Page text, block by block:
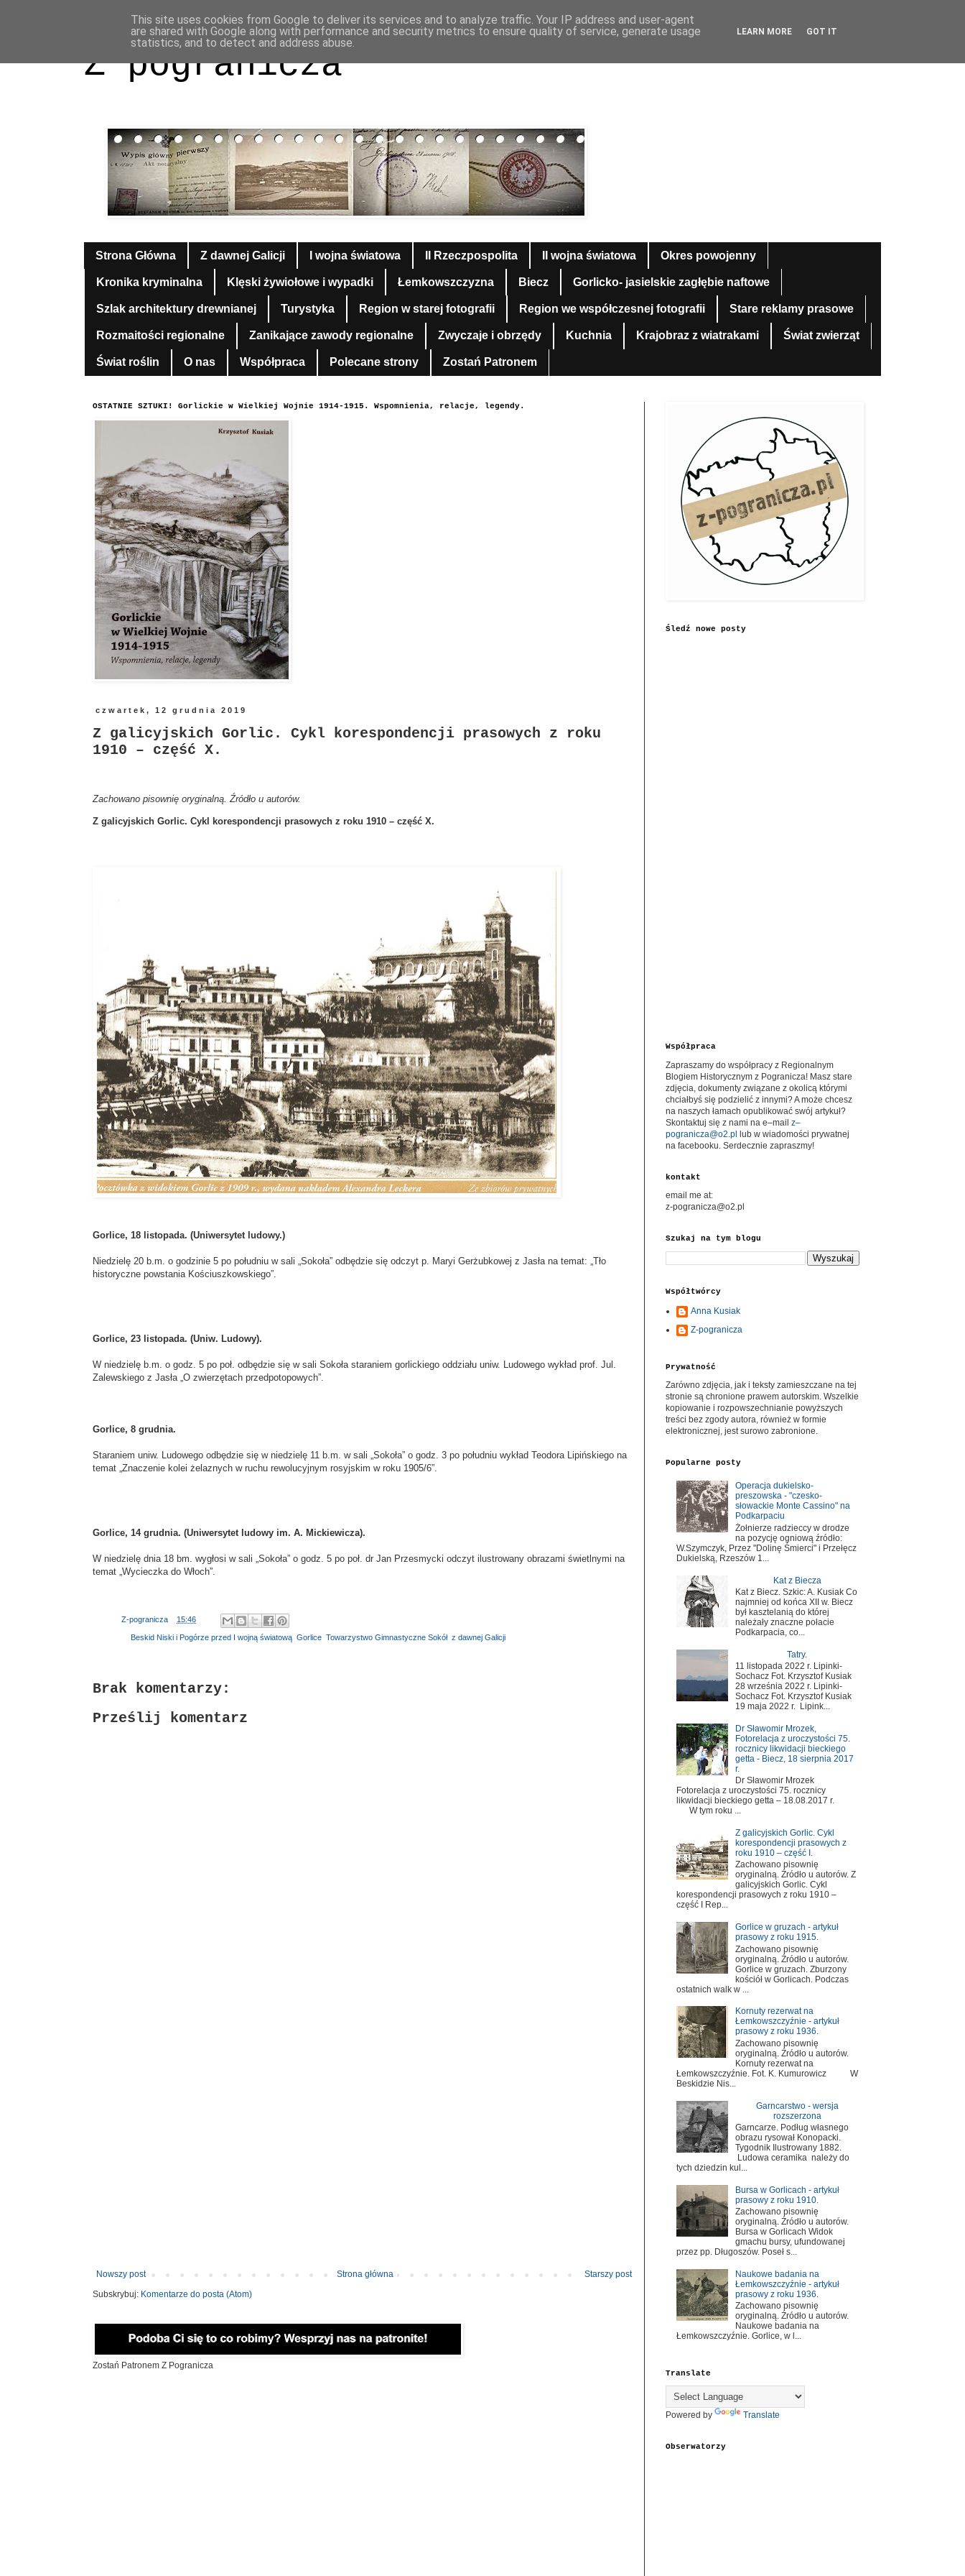
Z pogranicza
Strona Główna Z dawnej Galicji I wojna światowa II Rzeczpospolita II wojna światowa Okres powojenny
Kronika kryminalna Klęski żywiołowe i wypadki Łemkowszczyzna Biecz Gorlicko- jasielskie zagłębie naftowe
Szlak architektury drewnianej Turystyka Region w starej fotografii Region we współczesnej fotografii Stare reklamy prasowe
Rozmaitości regionalne Zanikające zawody regionalne Zwyczaje i obrzędy Kuchnia Krajobraz z wiatrakami Świat zwierząt
Świat roślin O nas Współpraca Polecane strony Zostań Patronem
OSTATNIE SZTUKI! Gorlickie w Wielkiej Wojnie 1914-1915. Wspomnienia, relacje, legendy.
czwartek, 12 grudnia 2019
Z galicyjskich Gorlic. Cykl korespondencji prasowych z roku
1910 – część X.
Zachowano pisownię oryginalną. Źródło u autorów.
Z galicyjskich Gorlic. Cykl korespondencji prasowych z roku 1910 – część X.
Gorlice, 18 listopada. (Uniwersytet ludowy.)
Niedzielę 20 b.m. o godzinie 5 po południu w sali „Sokoła” odbędzie się odczyt p. Maryi Gerżubkowej z Jasła na temat: „Tło
historyczne powstania Kościuszkowskiego”.
Gorlice, 23 listopada. (Uniw. Ludowy).
W niedzielę b.m. o godz. 5 po poł. odbędzie się w sali Sokoła staraniem gorlickiego oddziału uniw. Ludowego wykład prof. Jul.
Zalewskiego z Jasła „O zwierzętach przedpotopowych”.
Gorlice, 8 grudnia.
Staraniem uniw. Ludowego odbędzie się w niedzielę 11 b.m. w sali „Sokoła” o godz. 3 po południu wykład Teodora Lipińskiego na
temat „Znaczenie kolei żelaznych w ruchu rewolucyjnym rosyjskim w roku 1905/6”.
Gorlice, 14 grudnia. (Uniwersytet ludowy im. A. Mickiewicza).
W niedzielę dnia 18 bm. wygłosi w sali „Sokoła” o godz. 5 po poł. dr Jan Przesmycki odczyt ilustrowany obrazami świetlnymi na
temat „Wycieczka do Włoch”.
Z-pogranicza 15:46
Beskid Niski i Pogórze przed I wojną światową Gorlice Towarzystwo Gimnastyczne Sokół, z dawnej Galicji
Brak komentarzy:
Prześlij komentarz
Nowszy post Starszy post
Strona główna
Subskrybuj: Komentarze do posta (Atom)
Zostań Patronem Z Pogranicza
Śledź nowe posty
Współpraca
Zapraszamy do współpracy z Regionalnym
Blogiem Historycznym z Pogranicza! Masz stare
zdjęcia, dokumenty związane z okolicą którymi
chciałbyś się podzielić z innymi? A może chcesz
na naszych łamach opublikować swój artykuł?
Skontaktuj się z nami na e–mail z–
pogranicza@o2.pl
lub w wiadomości prywatnej
na facebooku. Serdecznie zapraszmy!
kontakt
email me at:
z-pogranicza@o2.pl
Szukaj na tym blogu
Współtwórcy
Anna Kusiak
Z-pogranicza
Prywatność
Zarówno zdjęcia, jak i teksty zamieszczane na tej
stronie są chronione prawem autorskim. Wszelkie
kopiowanie i rozpowszechnianie powyższych
treści bez zgody autora, również w formie
elektronicznej, jest surowo zabronione.
Popularne posty
Operacja dukielsko-
preszowska - "czesko-
słowackie Monte Cassino" na
Podkarpaciu
Żołnierze radzieccy w drodze
na pozycję ogniową źródło:
W.Szymczyk, Przez "Dolinę Śmierci" i Przełęcz
Dukielską, Rzeszów 1...
Kat z Biecza
Kat z Biecz. Szkic: A. Kusiak Co
najmniej od końca XII w. Biecz
był kasztelanią do której
należały znaczne połacie
Podkarpacia, co...
Tatry.
11 listopada 2022 r. Lipinki-
Sochacz Fot. Krzysztof Kusiak
28 września 2022 r. Lipinki-
Sochacz Fot. Krzysztof Kusiak
19 maja 2022 r. Lipink...
Dr Sławomir Mrozek,
Fotorelacja z uroczystości 75.
rocznicy likwidacji bieckiego
getta - Biecz, 18 sierpnia 2017
r.
Dr Sławomir Mrozek
Fotorelacja z uroczystości 75. rocznicy
likwidacji bieckiego getta – 18.08.2017 r.
W tym roku ...
Z galicyjskich Gorlic. Cykl
korespondencji prasowych z
roku 1910 – część I.
Zachowano pisownię
oryginalną. Źródło u autorów. Z
galicyjskich Gorlic. Cykl
korespondencji prasowych z roku 1910 –
część I Rep...
Gorlice w gruzach - artykuł
prasowy z roku 1915.
Zachowano pisownię
oryginalną. Źródło u autorów.
Gorlice w gruzach. Zburzony
kościół w Gorlicach. Podczas
ostatnich walk w ...
Kornuty rezerwat na
Łemkowszczyźnie - artykuł
prasowy z roku 1936.
Zachowano pisownię
oryginalną. Źródło u autorów.
Kornuty rezerwat na
Łemkowszczyźnie. Fot. K. Kumurowicz W
Beskidzie Nis...
Garncarstwo - wersja
rozszerzona
Garncarze. Podług własnego
obrazu rysował Konopacki.
Tygodnik Ilustrowany 1882.
Ludowa ceramika należy do
tych dziedzin kul...
Bursa w Gorlicach - artykuł
prasowy z roku 1910.
Zachowano pisownię
oryginalną. Źródło u autorów.
Bursa w Gorlicach Widok
gmachu bursy, ufundowanej
przez pp. Długoszów. Poseł s...
Naukowe badania na
Łemkowszczyźnie - artykuł
prasowy z roku 1936.
Zachowano pisownię
oryginalną. Źródło u autorów.
Naukowe badania na
Łemkowszczyźnie. Gorlice, w l...
Translate
Powered by Translate
Obserwatorzy
This site uses cookies from Google to deliver its services and to analyze traffic. Your IP address and user-agent
are shared with Google along with performance and security metrics to ensure quality of service, generate usage
statistics, and to detect and address abuse.
LEARN MORE GOT IT